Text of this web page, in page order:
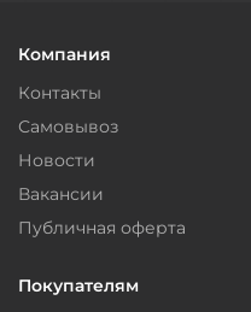
Компания
Контакты
Самовывоз
Новости
Вакансии
Публичная оферта
Покупателям